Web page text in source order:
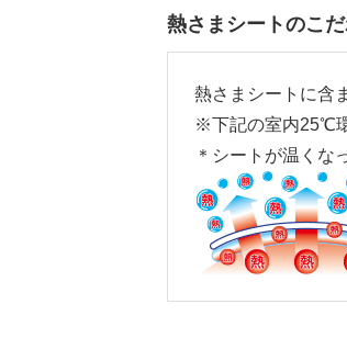
熱さまシートのこだ
熱さまシートに含
※下記の室内25℃
＊シートが温くな